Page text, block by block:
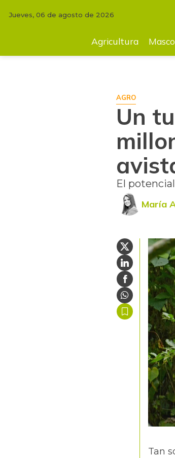
Un turista está dispuesto a
Jueves, 06 de agosto de 2026
Agricultura
AGRO
Un
El
María
Tan